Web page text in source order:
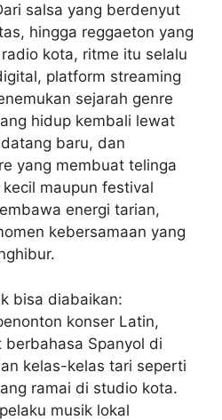
salsa yang berdenyut
hingga reggaeton yang
kota, ritme itu selalu
platform streaming
sejarah genre
hidup kembali lewat
baru, dan
yang membuat telinga
maupun festival
energi tarian,
kebersamaan yang
bisa diabaikan:
konser Latin,
Spanyol di
kelas-kelas tari seperti
ramai di studio kota.
musik lokal